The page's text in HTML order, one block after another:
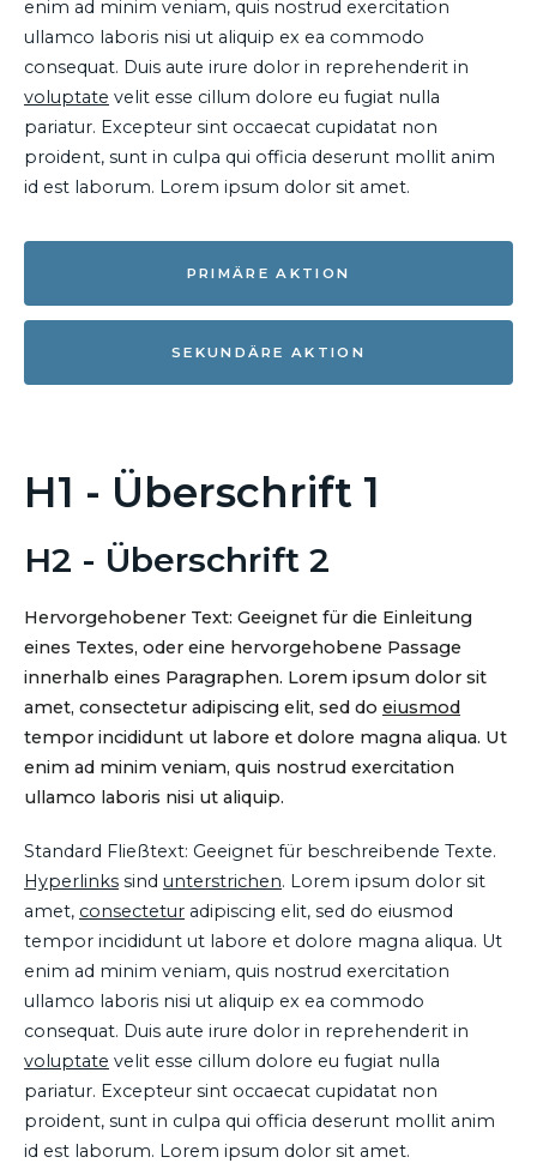
enim ad minim veniam, quis nostrud exercitation
ullamco laboris nisi ut aliquip ex ea commodo
consequat. Duis aute irure dolor in reprehenderit in
voluptate velit esse cillum dolore eu fugiat nulla
pariatur. Excepteur sint occaecat cupidatat non
proident, sunt in culpa qui officia deserunt mollit anim
id est laborum. Lorem ipsum dolor sit amet.
PRIMÄRE AKTION
SEKUNDÄRE AKTION
H1 - Überschrift 1
H2 - Überschrift 2
Hervorgehobener Text: Geeignet für die Einleitung
eines Textes, oder eine hervorgehobene Passage
innerhalb eines Paragraphen. Lorem ipsum dolor sit
amet, consectetur adipiscing elit, sed do eiusmod
tempor incididunt ut labore et dolore magna aliqua. Ut
enim ad minim veniam, quis nostrud exercitation
ullamco laboris nisi ut aliquip.
Standard Fließtext: Geeignet für beschreibende Texte.
Hyperlinks sind unterstrichen. Lorem ipsum dolor sit
amet, consectetur adipiscing elit, sed do eiusmod
tempor incididunt ut labore et dolore magna aliqua. Ut
enim ad minim veniam, quis nostrud exercitation
ullamco laboris nisi ut aliquip ex ea commodo
consequat. Duis aute irure dolor in reprehenderit in
voluptate velit esse cillum dolore eu fugiat nulla
pariatur. Excepteur sint occaecat cupidatat non
proident, sunt in culpa qui officia deserunt mollit anim
id est laborum. Lorem ipsum dolor sit amet.